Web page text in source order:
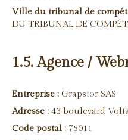
Ville du tribunal de
DU TRIBUNAL DE
1.5. Agence /
Entreprise : Grapstor SAS
Adresse : 43 boulevard
Code postal : 75011